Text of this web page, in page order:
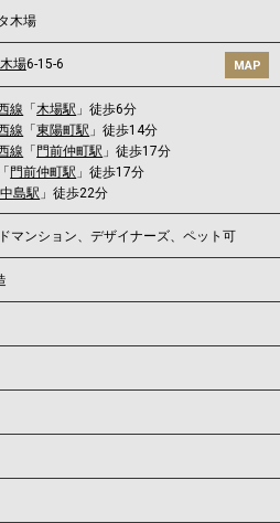
木場
木場6-15-6 MAP
線 「木場駅 」徒歩6分
線 「東陽町駅 」徒歩14分
線 「 門前仲町駅 」徒歩17分
「 門前仲町駅 」徒歩17分
島駅 」徒歩22分
マンション、デザイナーズ、ペット可